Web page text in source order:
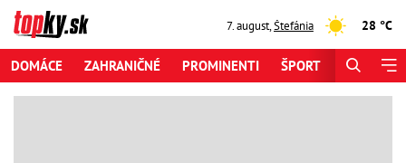
7. august,Štefánia 28 °C
DOMÁCE ZAHRANIČNÉ PROMINENTI ŠPORT